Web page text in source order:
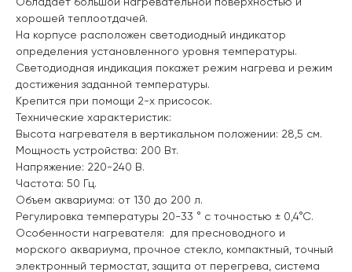
хорошей теплоотдачей.
На корпусе расположен светодиодный индикатор
определения установленного уровня температуры.
Светодиодная индикация покажет режим нагрева и режим
достижения заданной температуры.
Крепится при помощи 2-х присосок.
Технические характеристик:
Высота нагревателя в вертикальном положении: 28,5 см.
Мощность устройства: 200 Вт.
Напряжение: 220-240 В.
Частота: 50 Гц.
Объем аквариума: от 130 до 200 л.
Регулировка температуры 20-33 ° с точностью ± 0,4°С.
Особенности нагревателя: для пресноводного и
морского аквариума, прочное стекло, компактный, точный
электронный термостат, защита от перегрева, система